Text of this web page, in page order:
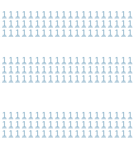
1 1 1 1 1 1 1 1 1 1 1 1 1 1 1 1 1 1 1 1
1 1 1 1 1 1 1 1 1 1 1 1 1 1 1 1 1 1 1 1
1 1 1 1 1 1 1 1 1 1 1 1 1 1 1 1 1 1 1 1
1 1 1 1 1 1 1 1 1 1 1 1 1 1 1 1 1 1 1 1
1 1 1 1 1 1 1 1 1 1 1 1 1 1 1 1 1 1 1 1
1 1 1 1 1 1 1 1 1 1 1 1 1 1 1 1 1 1 1 1
1 1 1 1 1 1 1 1 1 1 1 1 1 1 1 1 1 1 1 1
1 1 1 1 1 1 1 1 1 1 1 1 1 1 1 1 1 1 1 1
1 1 1 1 1 1 1 1 1 1 1 1 1 1 1 1 1 1 1 1